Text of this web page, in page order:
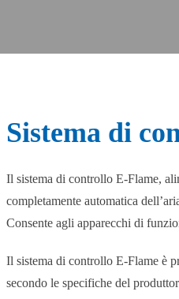
Sistema di
Il sistema di controllo E-Flame,
completamente automatica
Consente agli apparecchi di
Il sistema di controllo E-Flame è
secondo le specifiche del